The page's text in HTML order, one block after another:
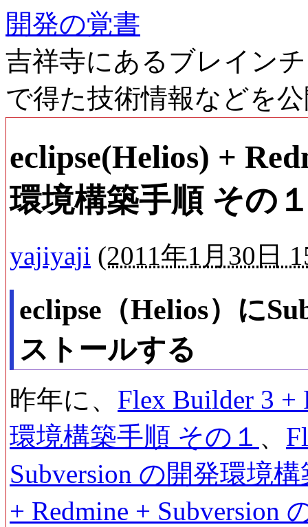
開発の覚書
吉祥寺にあるブレイン
で得た技術情報などを
eclipse(Helios) +
環境構築手順 その
yajiyaji (2011年1月30日
eclipse（Helios）に
ストールする
昨年に、 Flex Builder 3 +
環境構築手順 その１ 、
Subversion の開発環境
+ Redmine + Subversion